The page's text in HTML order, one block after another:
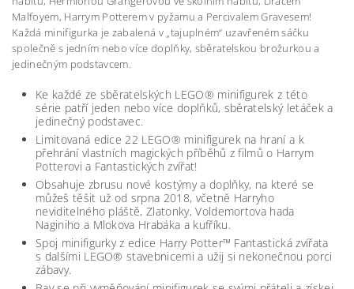
Malfoyem, Harrym Potterem v pyžamu a Percivalem Gravesem!
Každá minifigurka je zabalená v „tajuplném“ uzavřeném sáčku
společně s jedním nebo více doplňky, sběratelskou brožurkou a
jedinečným podstavcem.
Ke každé ze sběratelských LEGO® minifigurek z této
série patří jeden nebo více doplňků, sběratelský letáček a
jedinečný podstavec.
Limitovaná edice 22 LEGO® minifigurek na hraní a k
přehrání vlastních magických příběhů z filmů o Harrym
Potterovi a Fantastických zvířat!
Obsahuje zbrusu nové kostýmy a doplňky, na které se
můžeš těšit už od srpna 2018, včetně Harryho
neviditelného pláště, Zlatonky, Voldemortova hada
Naginiho a Mlokova Hrabáka a kufříku.
Spoj minifigurky z edice Harry Potter™ Fantastická zvířata
s dalšími LEGO® stavebnicemi a užij si nekonečnou porci
zábavy.